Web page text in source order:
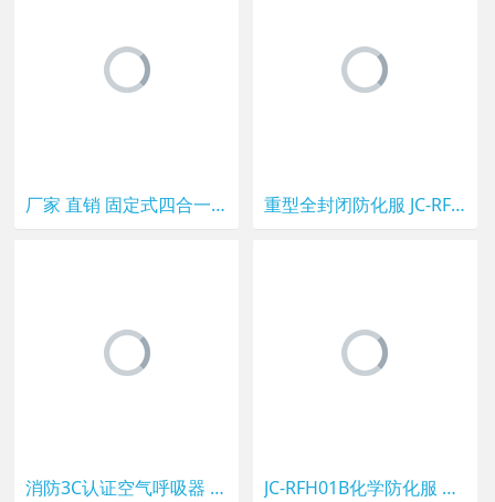
厂家 直销 固定式四合一气体检测仪 可燃 氧气 硫化氢 一氧化碳报警器 重型全封闭防化服 JC-RFH03 锦程安全耐酸碱防腐蚀防护服
消防3C认证空气呼吸器 锦程安全消防专用呼吸器 RHZK6.8/30 JC-RFH01B化学防化服 锦程安全污水处理厂防氯气防护服